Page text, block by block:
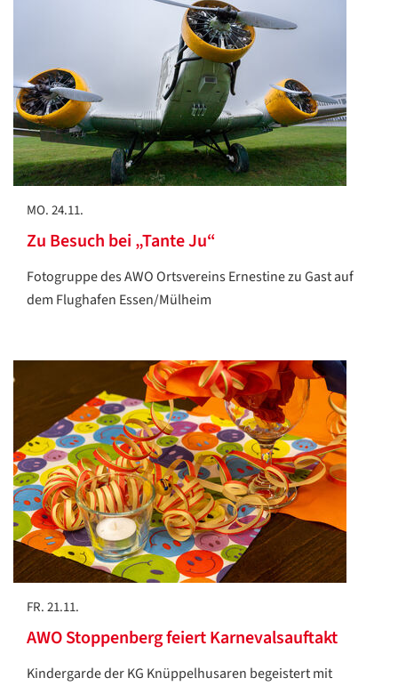
MO. 24.11.
Zu Besuch bei „Tante Ju“
Fotogruppe des AWO Ortsvereins Ernestine zu Gast auf
dem Flughafen Essen/Mülheim
FR. 21.11.
AWO Stoppenberg feiert Karnevalsauftakt
Kindergarde der KG Knüppelhusaren begeistert mit